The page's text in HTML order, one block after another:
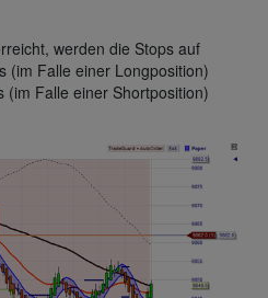
werden die Stops auf
(im Falle einer Longposition)
(im Falle einer Shortposition)